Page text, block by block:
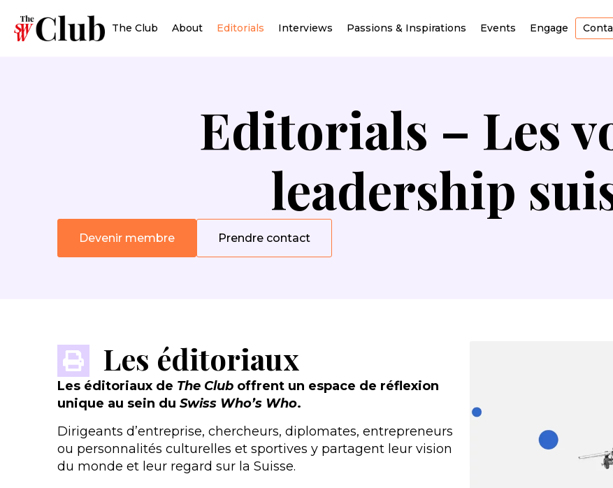
The Club About Editorials Interviews Passions & Inspirations Events Engage
Editorials – Les
leadership
Devenir membre Prendre contact
Les éditoriaux
Les éditoriaux de The Cluboffrent un espace de réflexion
unique au sein du Swiss Who’s Who.
Dirigeants d’entreprise, chercheurs, diplomates, entrepreneurs
ou personnalités culturelles et sportives y partagent leur vision
du monde et leur regard sur la Suisse.